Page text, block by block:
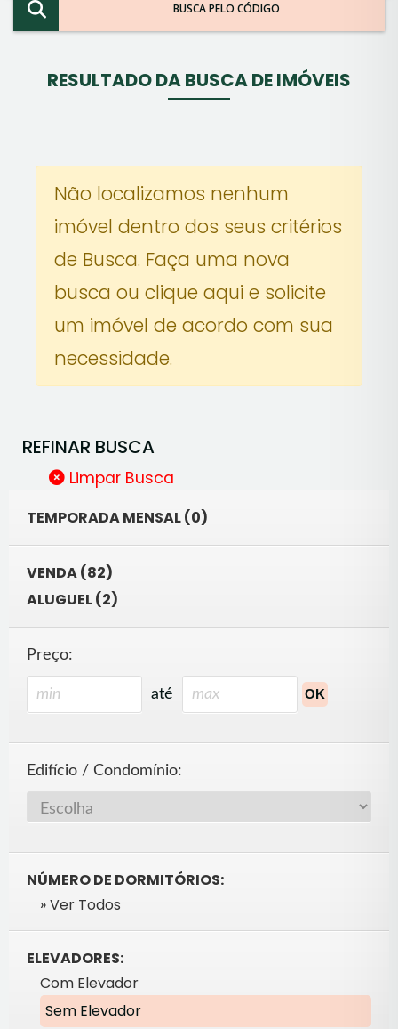
BUSCA PELO CÓDIGO
RESULTADO DA BUSCA DE IMÓVEIS
Não localizamos nenhum
imóvel dentro dos seus critérios
de Busca. Faça uma nova
busca ou clique aqui e solicite
um imóvel de acordo com sua
necessidade.
REFINAR BUSCA
Limpar Busca
TEMPORADA MENSAL (0)
VENDA (82)
ALUGUEL (2)
Preço:
até
Edifício / Condomínio:
NÚMERO DE DORMITÓRIOS:
» Ver Todos
ELEVADORES:
Com Elevador
Sem Elevador